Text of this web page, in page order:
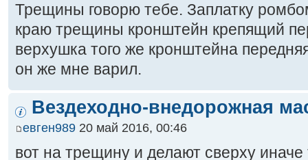
Трещины говорю тебе. Заплатку
краю трещины кронштейн крепящий
верхушка того же кронштейна
он же мне варил.
Вездеходно-внедорожная
евген989 20 май 2016, 00:46
вот на трещину и делают сверху